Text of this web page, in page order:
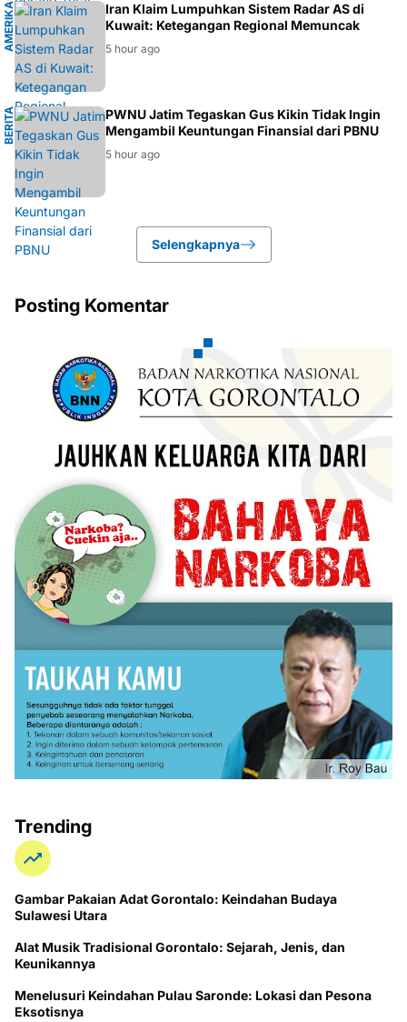
A
M
E
R
I
K
A
S
E
R
I
K
AT
Iran Klaim Lumpuhkan Sistem Radar AS di
Kuwait: Ketegangan Regional Memuncak
5 hour ago
B
E
R
I
T
A
NU
PWNU Jatim Tegaskan Gus Kikin Tidak Ingin
Mengambil Keuntungan Finansial dari PBNU
5 hour ago
Selengkapnya
Posting Komentar
Trending
Gambar Pakaian Adat Gorontalo: Keindahan Budaya
Sulawesi Utara
Alat Musik Tradisional Gorontalo: Sejarah, Jenis, dan
Keunikannya
Menelusuri Keindahan Pulau Saronde: Lokasi dan Pesona
Eksotisnya